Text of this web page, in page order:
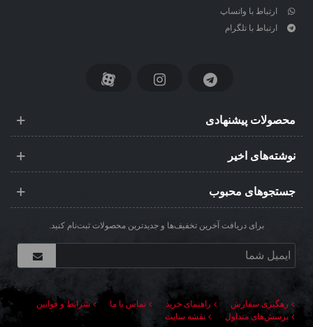
ارتباط با واتساپ
ارتباط با تلگرام
محصولات پیشنهادی
نوشته‌های اخیر
جستجوهای محبوب
برای دریافت آخرین تخفیف‌ها و جدیدترین محصولات ثبت‌نام کنید.
رهگیری سفارش راهنمای خرید تماس با ما
شرایط و قوانین
پرسش‌های متداول
نقشه سایت